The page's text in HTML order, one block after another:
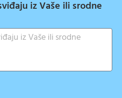
iz Vaše ili srodne